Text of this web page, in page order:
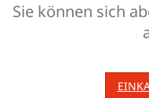
Sie können sich